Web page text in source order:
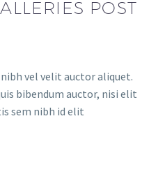
POST
vel velit auctor aliquet.
bibendum auctor, nisi elit
sem nibh id elit